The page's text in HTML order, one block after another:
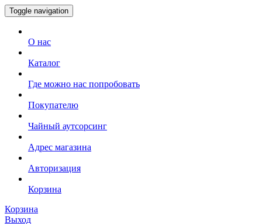
Toggle navigation
О нас
Каталог
Где можно нас попробовать
Покупателю
Чайный аутсорсинг
Адрес магазина
Авторизация
Корзина
Корзина
Выход